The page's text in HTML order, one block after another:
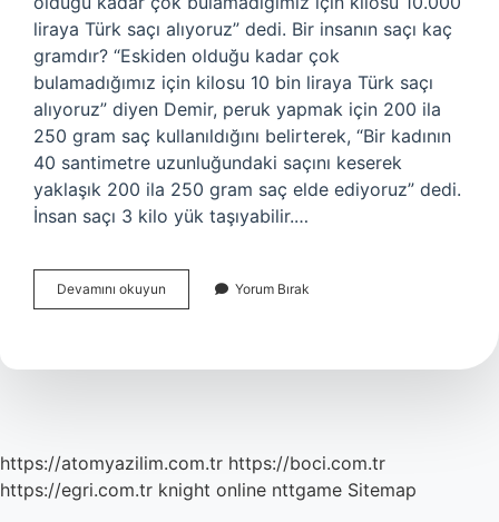
liraya Türk saçı alıyoruz” dedi. Bir insanın saçı kaç
gramdır? “Eskiden olduğu kadar çok
bulamadığımız için kilosu 10 bin liraya Türk saçı
alıyoruz” diyen Demir, peruk yapmak için 200 ila
250 gram saç kullanıldığını belirterek, “Bir kadının
40 santimetre uzunluğundaki saçını keserek
yaklaşık 200 ila 250 gram saç elde ediyoruz” dedi.
İnsan saçı 3 kilo yük taşıyabilir.…
Devamını okuyun
Saçı
Yorum Bırak
https://atomyazilim.com.tr https://boci.com.tr
https://egri.com.tr knight online nttgame Sitemap